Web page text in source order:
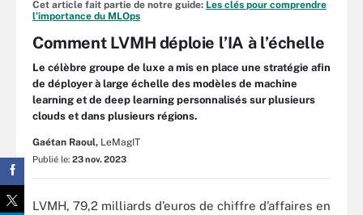
Cet article fait partie de notre guide: Les clés pour comprendre
l’importance du MLOps
Comment LVMH déploie l’IA à l’échelle
Le célèbre groupe de luxe a mis en place une stratégie afin
de déployer à large échelle des modèles de machine
learning et de deep learning personnalisés sur plusieurs
clouds et dans plusieurs régions.
Gaétan Raoul, LeMagIT
Publié le: 23 nov. 2023
LVMH, 79,2 milliards d’euros de chiffre d’affaires en